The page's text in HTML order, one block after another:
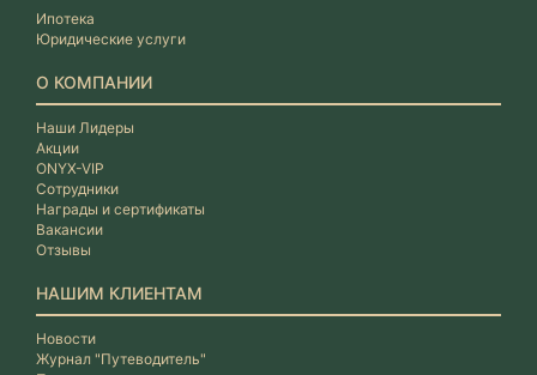
Ипотека
Юридические услуги
О КОМПАНИИ
Наши Лидеры
Акции
ONYX-VIP
Сотрудники
Награды и сертификаты
Вакансии
Отзывы
НАШИМ КЛИЕНТАМ
Новости
Журнал "Путеводитель"